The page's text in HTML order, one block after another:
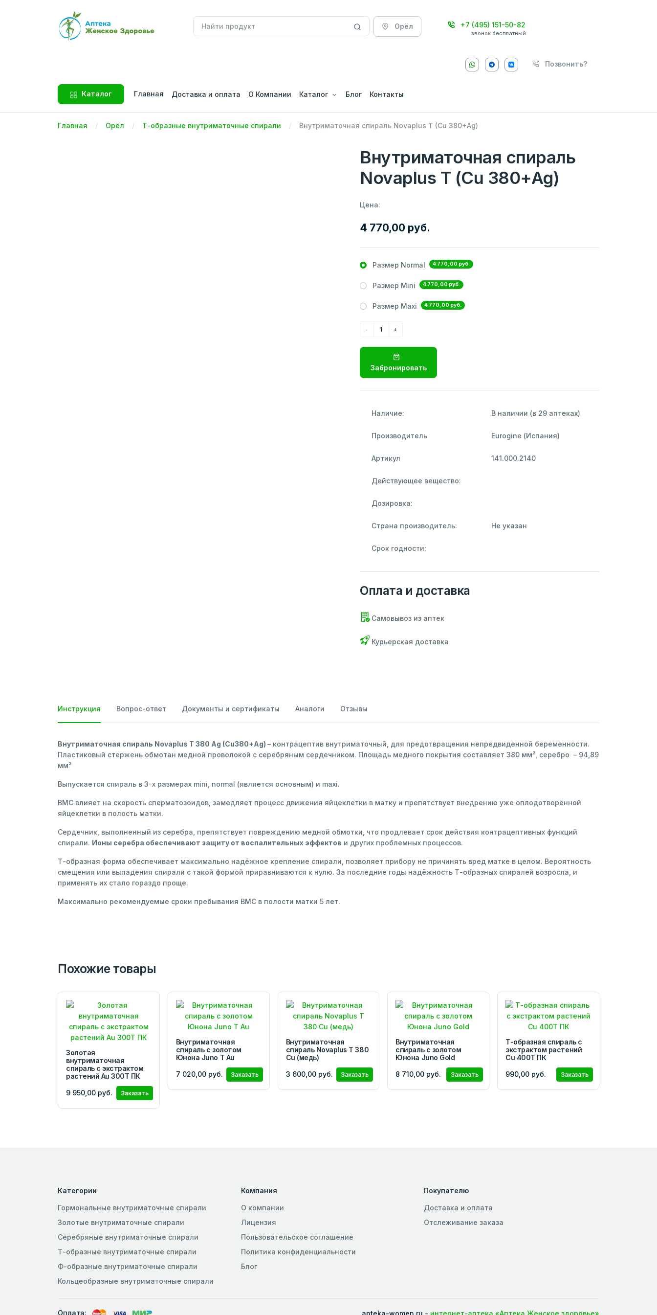
Орёл +7 (495) 151-50-82
звонок бесплатный
Позвонить?
Каталог Главная Доставка и оплата О Компании Каталог Блог Контакты
Главная Орёл Т-образные внутриматочные спирали Внутриматочная спираль Novaplus T (Cu 380+Ag)
Внутриматочная спираль
Novaplus T (Cu 380+Ag)
Цена:
4 770,00 руб.
Размер Normal 4 770,00 руб.
Размер Mini 4 770,00 руб.
Размер Maxi 4 770,00 руб.
Забронировать
Наличие: В наличии (в 29 аптеках)
Производитель Eurogine (Испания)
Артикул 141.000.2140
Действующее вещество:
Дозировка:
Страна производитель: Не указан
Срок годности:
Оплата и доставка
Самовывоз из аптек
Курьерская доставка
Инструкция Вопрос-ответ Документы и сертификаты Аналоги Отзывы
Внутриматочная спираль Novaplus T 380 Ag (Cu380+Ag) – контрацептив внутриматочный, для предотвращения непредвиденной беременности.
Пластиковый стержень обмотан медной проволокой с серебряным сердечником. Площадь медного покрытия составляет 380 мм², серебро – 94,89
мм²
Выпускается спираль в 3-х размерах mini, normal (является основным) и maxi.
ВМС влияет на скорость сперматозоидов, замедляет процесс движения яйцеклетки в матку и препятствует внедрению уже оплодотворённой
яйцеклетки в полость матки.
Сердечник, выполненный из серебра, препятствует повреждению медной обмотки, что продлевает срок действия контрацептивных функций
спирали. Ионы серебра обеспечивают защиту от воспалительных эффектов и других проблемных процессов.
Т-образная форма обеспечивает максимально надёжное крепление спирали, позволяет прибору не причинять вред матке в целом. Вероятность
смещения или выпадения спирали с такой формой приравниваются к нулю. За последние годы надёжность Т-образных спиралей возросла, и
применять их стало гораздо проще.
Максимально рекомендуемые сроки пребывания ВМС в полости матки 5 лет.
Похожие товары
Золотая
внутриматочная
спираль с экстрактом
растений Au 300Т ПК
9 950,00 руб. Заказать
Внутриматочная
спираль с золотом
Юнона Juno Т Au
7 020,00 руб. Заказать
Внутриматочная
спираль Novaplus T 380
Cu (медь)
3 600,00 руб. Заказать
Внутриматочная
спираль с золотом
Юнона Juno Gold
8 710,00 руб. Заказать
Т-образная спираль с
экстрактом растений
Cu 400T ПК
990,00 руб. Заказать
Категории
Гормональные внутриматочные спирали
Золотые внутриматочные спирали
Серебряные внутриматочные спирали
Т-образные внутриматочные спирали
Ф-образные внутриматочные спирали
Кольцеобразные внутриматочные спирали
Компания
О компании
Лицензия
Пользовательское соглашение
Политика конфиденциальности
Блог
Покупателю
Доставка и оплата
Отслеживание заказа
Оплата: apteka-women.ru - интернет-аптека «Аптека Женское здоровье»